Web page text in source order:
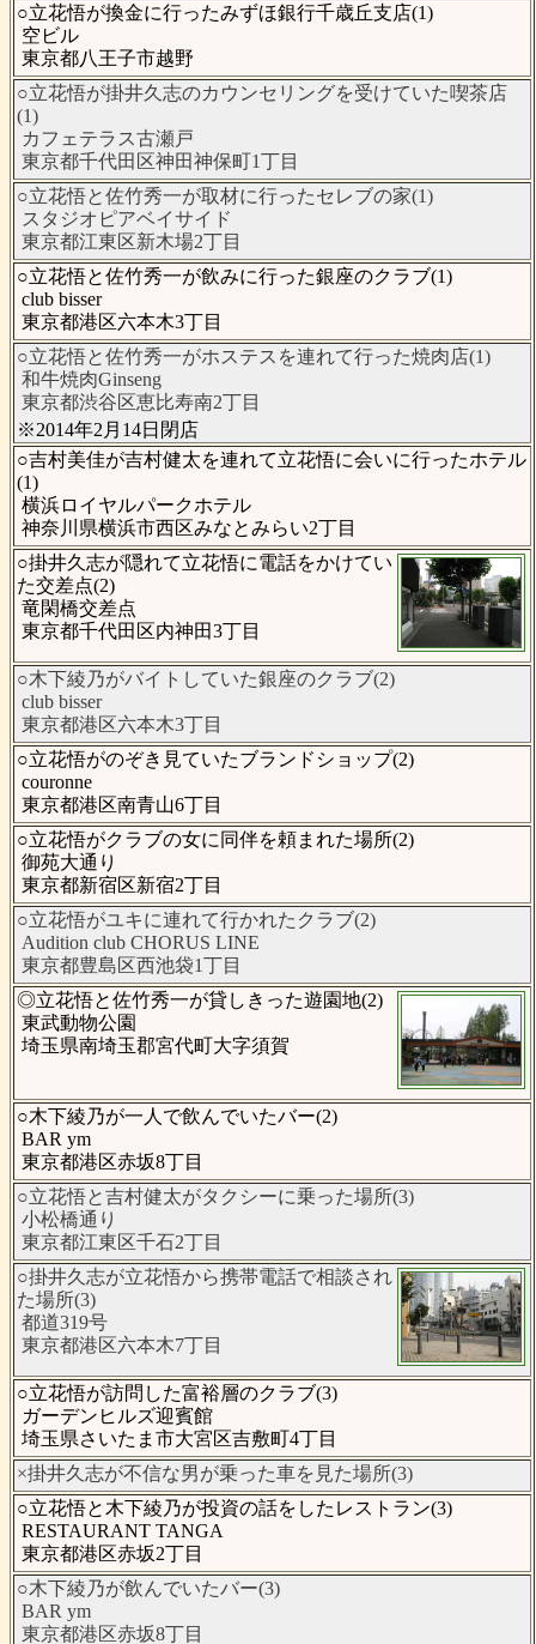
○立花悟が換金に行ったみずほ銀行千歳丘支店(1)
空ビル
東京都八王子市越野
○立花悟が掛井久志のカウンセリングを受けていた喫茶店
(1)
カフェテラス古瀬戸
東京都千代田区神田神保町1丁目
○立花悟と佐竹秀一が取材に行ったセレブの家(1)
スタジオピアベイサイド
東京都江東区新木場2丁目
○立花悟と佐竹秀一が飲みに行った銀座のクラブ(1)
club bisser
東京都港区六本木3丁目
○立花悟と佐竹秀一がホステスを連れて行った焼肉店(1)
和牛焼肉Ginseng
東京都渋谷区恵比寿南2丁目
※2014年2月14日閉店
○吉村美佳が吉村健太を連れて立花悟に会いに行ったホテル
(1)
横浜ロイヤルパークホテル
神奈川県横浜市西区みなとみらい2丁目
○掛井久志が隠れて立花悟に電話をかけてい
た交差点(2)
竜閑橋交差点
東京都千代田区内神田3丁目
○木下綾乃がバイトしていた銀座のクラブ(2)
club bisser
東京都港区六本木3丁目
○立花悟がのぞき見ていたブランドショップ(2)
couronne
東京都港区南青山6丁目
○立花悟がクラブの女に同伴を頼まれた場所(2)
御苑大通り
東京都新宿区新宿2丁目
○立花悟がユキに連れて行かれたクラブ(2)
Audition club CHORUS LINE
東京都豊島区西池袋1丁目
◎立花悟と佐竹秀一が貸しきった遊園地(2)
東武動物公園
埼玉県南埼玉郡宮代町大字須賀
○木下綾乃が一人で飲んでいたバー(2)
BAR ym
東京都港区赤坂8丁目
○立花悟と吉村健太がタクシーに乗った場所(3)
小松橋通り
東京都江東区千石2丁目
○掛井久志が立花悟から携帯電話で相談され
た場所(3)
都道319号
東京都港区六本木7丁目
○立花悟が訪問した富裕層のクラブ(3)
ガーデンヒルズ迎賓館
埼玉県さいたま市大宮区吉敷町4丁目
×掛井久志が不信な男が乗った車を見た場所(3)
○立花悟と木下綾乃が投資の話をしたレストラン(3)
RESTAURANT TANGA
東京都港区赤坂2丁目
○木下綾乃が飲んでいたバー(3)
BAR ym
東京都港区赤坂8丁目